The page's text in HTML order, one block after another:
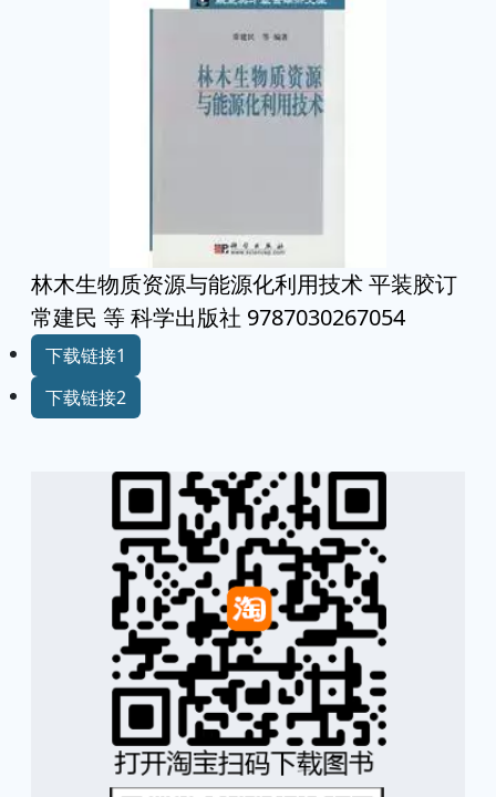
林木生物质资源与能源化利用技术 平装胶订
常建民 等 科学出版社 9787030267054
下载链接1
下载链接2